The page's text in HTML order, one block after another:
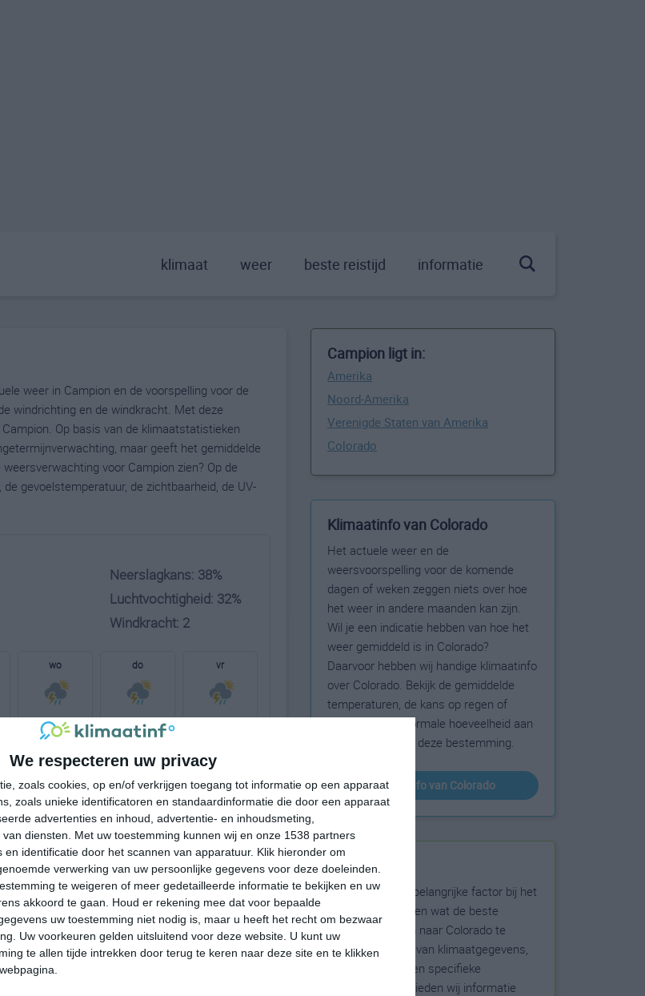
We respecteren uw privacy
zoals cookies, op en/of verkrijgen toegang tot informatie op een apparaat
zoals unieke identificatoren en standaardinformatie die door een apparaat
advertenties en inhoud, advertentie- en inhoudsmeting,
diensten.
Met uw toestemming kunnen wij en onze 1538 partners
identificatie door het scannen van apparatuur. Klik hieronder om
verwerking van uw persoonlijke gegevens voor deze doeleinden.
te weigeren of meer gedetailleerde informatie te bekijken en uw
akkoord te gaan.
Houd er rekening mee dat voor bepaalde
uw toestemming niet nodig is, maar u heeft het recht om bezwaar
Uw voorkeuren gelden uitsluitend voor deze website. U kunt uw
te allen tijde intrekken door terug te keren naar deze site en te klikken
klimaat weer beste reistijd informatie
weer in Campion en de voorspelling voor de
windrichting en de windkracht. Met deze
Op basis van de klimaatstatistieken
maar geeft het gemiddelde
voor Campion zien? Op de
gevoelstemperatuur, de zichtbaarheid, de UV-
Neerslagkans: 38%
Luchtvochtigheid: 32%
Windkracht: 2
wo
31° 16°
do
15°
vr
25°C 23°C 20°C 20°C
01:00 04:00 07:00
01:00 04:00 07:00
W 3 NNW 3 WNW 2 NW 2
22:00
Campion ligt in:
Amerika
Noord-Amerika
Verenigde Staten van Amerika
Colorado
Klimaatinfo van Colorado
Het actuele weer en de
weersvoorspelling voor de komende
dagen of weken zeggen niets over hoe
het weer in andere maanden kan zijn.
Wil je een indicatie hebben van hoe het
weer gemiddeld is in Colorado?
Daarvoor hebben wij handige klimaatinfo
over Colorado. Bekijk de gemiddelde
temperaturen, de kans op regen of
sneeuw en de normale hoeveelheid aan
zonneschijn voor deze bestemming.
klimaatinfo van Colorado
Beste reistijd
Het weer is een belangrijke factor bij het
reizen. Wil je weten wat de beste
maanden zijn om naar Colorado te
reizen? Op basis van klimaatgegevens,
weersextremen en specifieke
weerinformatie bieden wij informatie